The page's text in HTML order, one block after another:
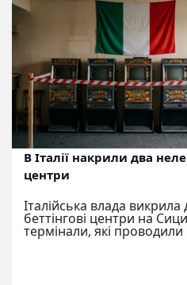
В Італії накрили два
центри
Італійська влада викрила
беттінгові центри на
термінали, які проводили